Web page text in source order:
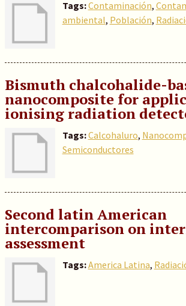
Tags:Contaminación,
ambiental, Población,
Bismuth chalcohalide-
nanocomposite for
ionising radiation
Tags:Calcohaluro,
Semiconductores
Second latin American
intercomparison on
assessment
Tags:America Latina,